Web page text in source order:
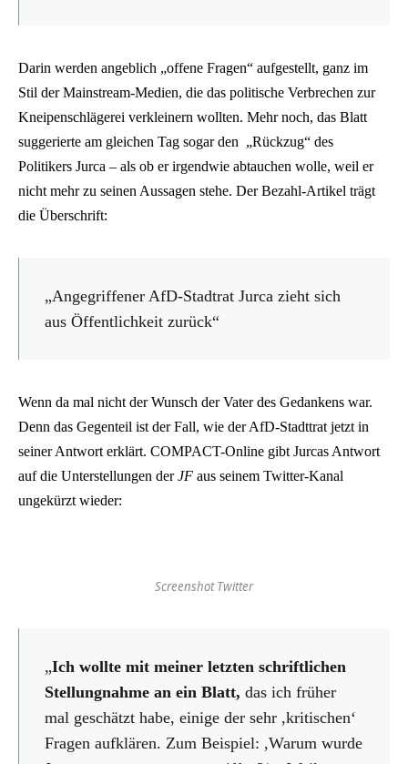
Darin werden angeblich „offene Fragen“ aufgestellt, ganz im
Stil der Mainstream-Medien, die das politische Verbrechen zur
Kneipenschlägerei verkleinern wollten. Mehr noch, das Blatt
suggerierte am gleichen Tag sogar den „Rückzug“ des
Politikers Jurca – als ob er irgendwie abtauchen wolle, weil er
nicht mehr zu seinen Aussagen stehe. Der Bezahl-Artikel trägt
die Überschrift:
„Angegriffener AfD-Stadtrat Jurca zieht sich
aus Öffentlichkeit zurück“
Wenn da mal nicht der Wunsch der Vater des Gedankens war.
Denn das Gegenteil ist der Fall, wie der AfD-Stadttrat jetzt in
seiner Antwort erklärt. COMPACT-Online gibt Jurcas Antwort
auf die Unterstellungen derJF aus seinem Twitter-Kanal
ungekürzt wieder:
Screenshot Twitter
„Ich wollte mit meiner letzten schriftlichen
Stellungnahme an ein Blatt, das ich früher
mal geschätzt habe, einige der sehr ,kritischen‘
Fragen aufklären. Zum Beispiel: ,Warum wurde